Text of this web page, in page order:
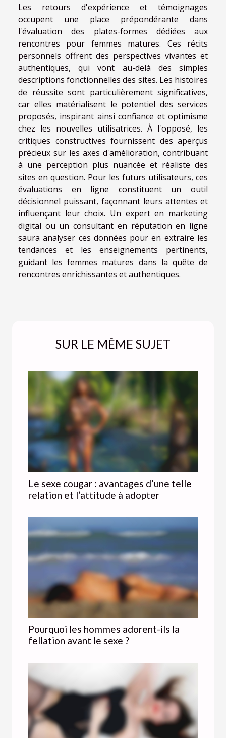
Les retours d'expérience et témoignages
occupent une place prépondérante dans
l'évaluation des plates-formes dédiées aux
rencontres pour femmes matures. Ces récits
personnels offrent des perspectives vivantes et
authentiques, qui vont au-delà des simples
descriptions fonctionnelles des sites. Les histoires
de réussite sont particulièrement significatives,
car elles matérialisent le potentiel des services
proposés, inspirant ainsi confiance et optimisme
chez les nouvelles utilisatrices. À l'opposé, les
critiques constructives fournissent des aperçus
précieux sur les axes d'amélioration, contribuant
à une perception plus nuancée et réaliste des
sites en question. Pour les futurs utilisateurs, ces
évaluations en ligne constituent un outil
décisionnel puissant, façonnant leurs attentes et
influençant leur choix. Un expert en marketing
digital ou un consultant en réputation en ligne
saura analyser ces données pour en extraire les
tendances et les enseignements pertinents,
guidant les femmes matures dans la quête de
rencontres enrichissantes et authentiques.
SUR LE MÊME SUJET
Le sexe cougar : avantages d’une telle
relation et l’attitude à adopter
Pourquoi les hommes adorent-ils la
fellation avant le sexe ?